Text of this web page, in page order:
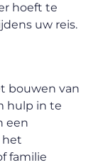
hoeft te
uw reis.
bouwen van
hulp in te
een
het
familie